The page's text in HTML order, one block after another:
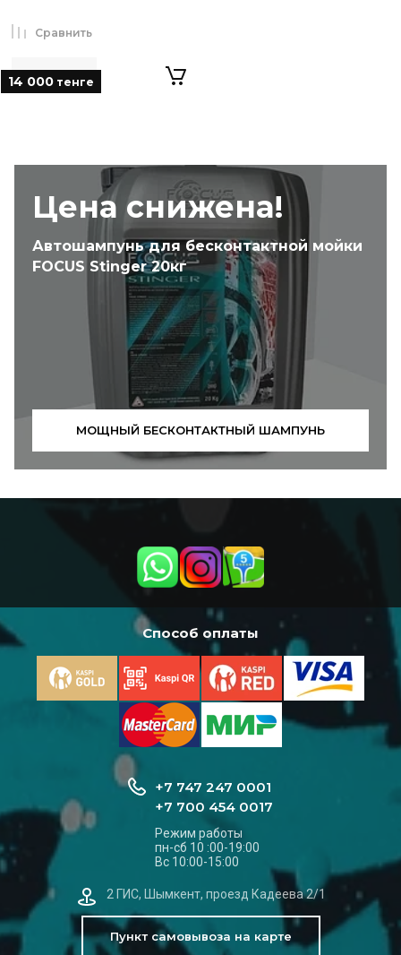
Цена снижена!
Автошампунь для бесконтактной мойки
FOCUS Stinger 20кг
МОЩНЫЙ БЕСКОНТАКТНЫЙ ШАМПУНЬ
14 000 тенге
Сравнить
Способ оплаты
+7 747 247 0001
+7 700 454 0017
Режим работы
пн-сб 10 :00-19:00
Вс 10:00-15:00
2 ГИС, Шымкент, проезд Кадеева 2/1
Пункт самовывоза на карте